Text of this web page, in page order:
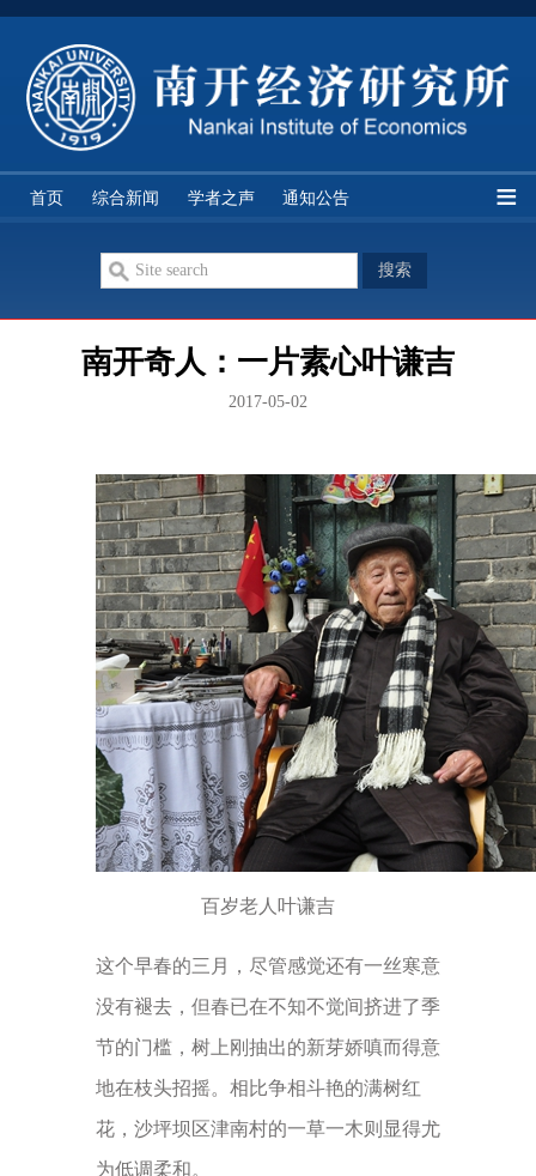
经研所简介 研究队伍 学科分类 研究机构
首页 综合新闻 学者之声 通知公告
南开奇人：一片素心叶谦吉
2017-05-02
百岁老人叶谦吉
这个早春的三月，尽管感觉还有一丝寒意
没有褪去，但春已在不知不觉间挤进了季
节的门槛，树上刚抽出的新芽娇嗔而得意
地在枝头招摇。相比争相斗艳的满树红
花，沙坪坝区津南村的一草一木则显得尤
为低调柔和。